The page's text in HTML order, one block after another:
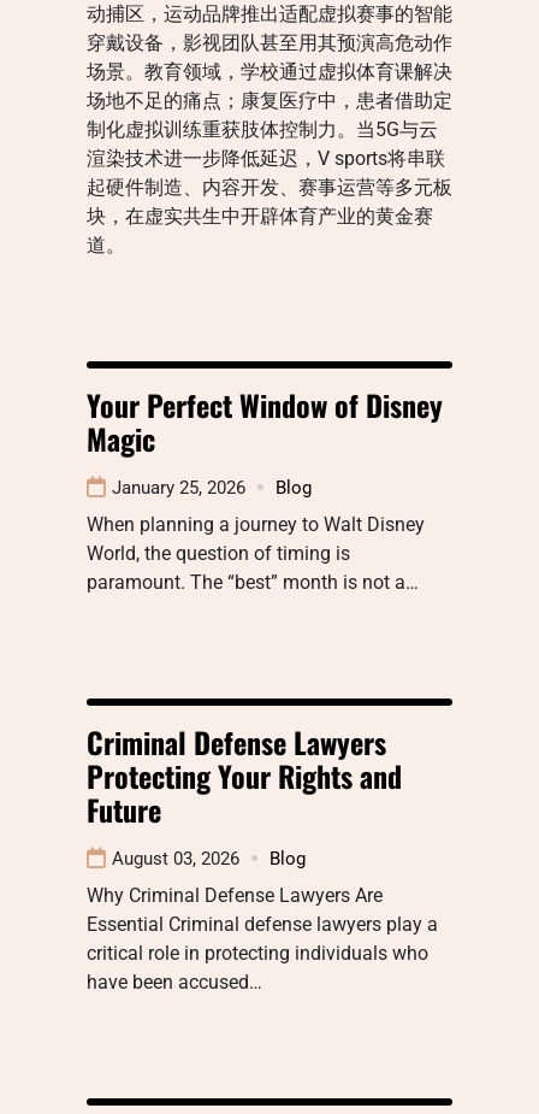
动捕区，运动品牌推出适配虚拟赛事的智能
穿戴设备，影视团队甚至用其预演高危动作
场景。教育领域，学校通过虚拟体育课解决
场地不足的痛点；康复医疗中，患者借助定
制化虚拟训练重获肢体控制力。当5G与云
渲染技术进一步降低延迟，V sports将串联
起硬件制造、内容开发、赛事运营等多元板
块，在虚实共生中开辟体育产业的黄金赛
道。
Your Perfect Window of Disney
Magic
January 25, 2026 Blog
When planning a journey to Walt Disney
World, the question of timing is
paramount. The “best” month is not a…
Criminal Defense Lawyers
Protecting Your Rights and
Future
August 03, 2026 Blog
Why Criminal Defense Lawyers Are
Essential Criminal defense lawyers play a
critical role in protecting individuals who
have been accused…